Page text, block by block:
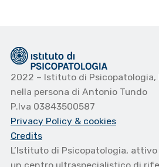
2022 – Istituto di Psicopatologia,
nella persona di Antonio Tundo
P.Iva 03843500587
Privacy Policy & cookies
Credits
L’Istituto di Psicopatologia, attivo
un centro ultraspecialistico di